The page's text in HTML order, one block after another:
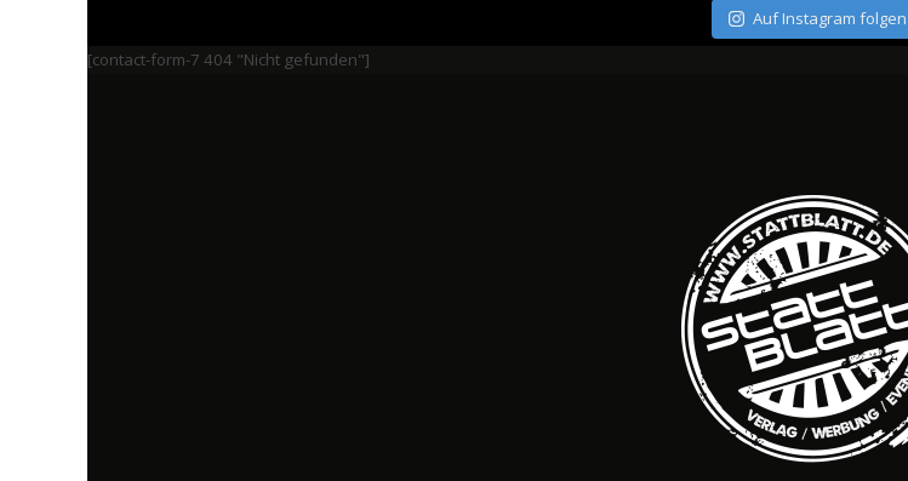
Auf Instagram folgen
[contact-form-7 404 "Nicht gefunden"]